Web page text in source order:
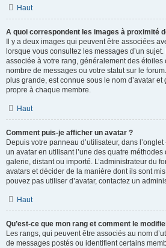
Haut
A quoi correspondent les images à proximité
Il y a deux images qui peuvent être associées
lorsque vous consultez les messages d’un sujet.
associée à votre rang, généralement des
nombre de messages ou votre statut sur le
plus grande, est connue sous le nom d’avatar
propre à chaque membre.
Haut
Comment puis-je afficher un avatar ?
Depuis votre panneau d’utilisateur, dans
un avatar en utilisant l’une des quatre méthodes
galerie, distant ou importé. L’administrateur du
avatars et décider de la manière dont ils sont
pouvez pas utiliser d’avatar, contactez un
Haut
Qu’est-ce que mon rang et comment le
Les rangs, qui peuvent être associés au nom
de messages postés ou identifient certains